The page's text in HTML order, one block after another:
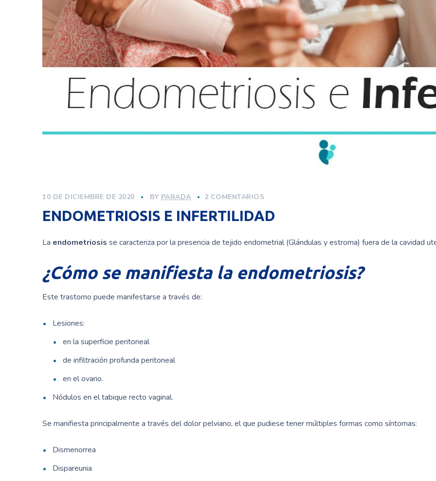
10 DE DICIEMBRE DE 2020 BY PARADA 2 COMENTARIOS
ENDOMETRIOSIS E INFERTILIDAD
La endometriosis se caracteriza por la presencia de tejido endometrial (Glándulas y estroma) fuera de la cavidad
¿Cómo se manifiesta la endometriosis?
Este trastorno puede manifestarse a través de:
Lesiones:
en la superficie peritoneal
de infiltración profunda peritoneal
en el ovario.
Nódulos en el tabique recto vaginal.
Se manifiesta principalmente a través del dolor pelviano, el que pudiese tener múltiples formas como síntomas:
Dismenorrea
Dispareunia